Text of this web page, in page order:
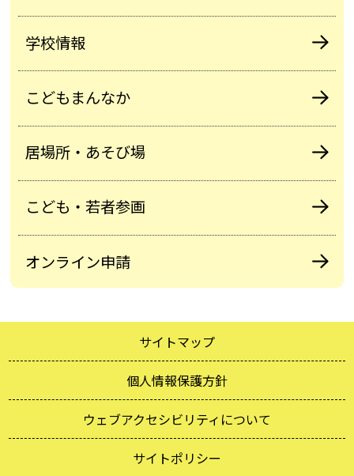
学校情報
こどもまんなか
居場所・あそび場
こども・若者参画
オンライン申請
サイトマップ
個人情報保護方針
ウェブアクセシビリティについて
サイトポリシー